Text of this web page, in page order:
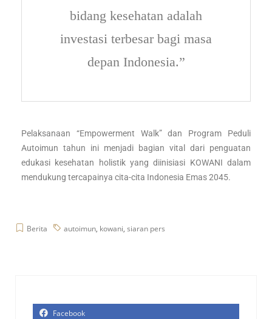
bidang kesehatan adalah
investasi terbesar bagi masa
depan Indonesia.”
Pelaksanaan “Empowerment Walk” dan Program Peduli
Autoimun tahun ini menjadi bagian vital dari penguatan
edukasi kesehatan holistik yang diinisiasi KOWANI dalam
mendukung tercapainya cita-cita Indonesia Emas 2045.
Berita autoimun, kowani, siaran pers
Facebook